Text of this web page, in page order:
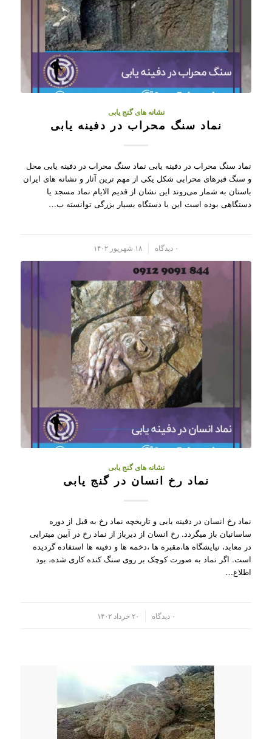
نشانه های گنج یابی
نماد سنگ محراب در دفینه یابی
نماد سنگ محراب در دفینه یابی نماد سنگ محراب در دفینه یابی محل
و سنگ قبرهای محرابی شکل یکی از مهم ترین آثار و نشانه های ایران
باستان به شمار می‌روند این نشان از قدیم الایام نماد مسجد یا
دستگاهی بوده است این با دستگاه بسیار بزرگی توانسته ب…
۰ دیدگاه ۱۸ شهریور ۱۴۰۲
نشانه های گنج یابی
نماد رخ انسان در گنج یابی
نماد رخ انسان در دفینه یابی و تاریخچه نماد رخ به قبل از دوره
ساسانیان باز میگردد. رخ انسان از دیرباز از نماد رخ در آیین میترایی
در معابد، نیایشگاه ها،مقبره ها ،دخمه ها و دفینه ها استفاده گردیده
است. اگر نماد به صورت کوچک بر روی سنگ کنده کاری شده، بود
اطلاع…
۰ دیدگاه ۲۰ خرداد ۱۴۰۲